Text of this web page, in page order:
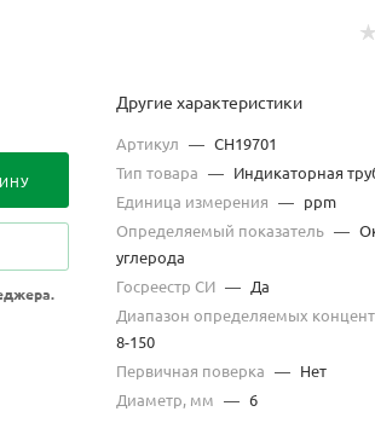
Другие характеристики
Артикул — CH19701
Тип товара — Индикаторная
Единица измерения — ppm
Определяемый показатель —
углерода
Госреестр СИ — Да
Диапазон определяемых
8-150
Первичная поверка — Нет
Диаметр, мм — 6